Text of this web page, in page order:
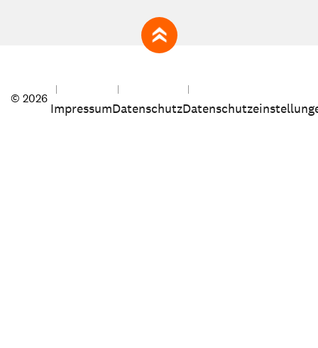
zum Seitenanfang
© 2026
ImpressumDatenschutz